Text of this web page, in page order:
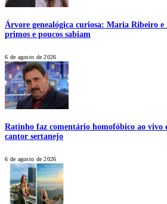
Árvore genealógica curiosa: Maria Ribeiro
primos e poucos sabiam
6 de agosto de 2026
Ratinho faz comentário homofóbico ao vivo
cantor sertanejo
6 de agosto de 2026